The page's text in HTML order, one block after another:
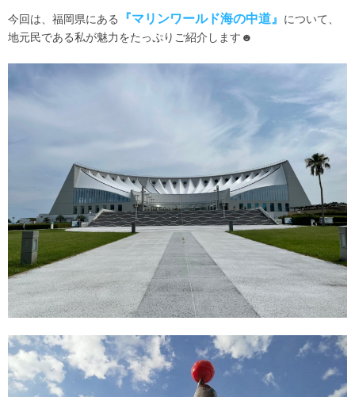
今回は、福岡県にある 『マリンワールド海の中道』 について、
地元民である私が魅力をたっぷりご紹介します☻